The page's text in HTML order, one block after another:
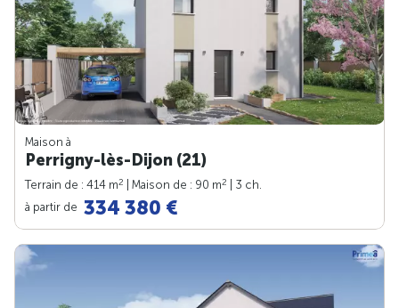
Maison à
Perrigny-lès-Dijon (21)
Terrain de : 414 m2 | Maison de : 90 m2
| 3 ch.
à partir de 334 380 €